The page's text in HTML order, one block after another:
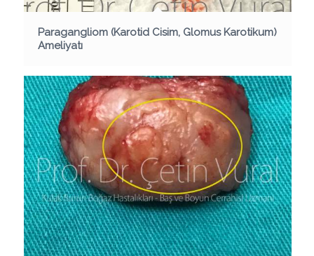
Paragangliom (Karotid Cisim, Glomus Karotikum)
Ameliyatı